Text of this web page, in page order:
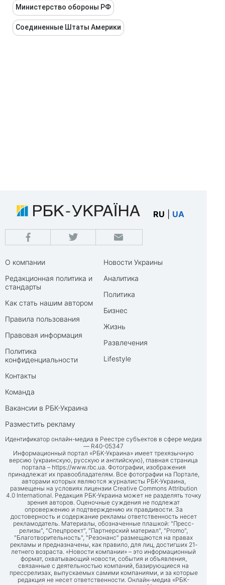
Министерство обороны РФ
Соединенные Штаты Америки
RU UA
О компании
Редакционная политика и
стандарты
Как стать нашим автором
Правила пользования
Правовая информация
Политика
конфиденциальности
Контакты
Команда
Вакансии в РБК-Украина
Разместить рекламу
Новости Украины
Аналитика
Политика
Бизнес
Жизнь
Развлечения
Lifestyle
Идентификатор онлайн-медиа в Реестре субъектов в сфере медиа
— R40-05347
Информационный портал «РБК-Украина» имеет трехязычную
версию (украинскую, русскую и английскую), главная страница
портала – https://www.rbc.ua. Фотографии, изображения
принадлежат их правообладателям. Все фотографии на Портале,
авторами которых являются журналисты РБК-Украина,
размещены на условиях лицензии Creative Commons Attribution
4.0 International. Редакция РБК-Украина может не разделять точку
зрения авторов. Оценочные суждения не подлежат
опровержению и подтверждению их правдивости. За
достоверность и содержание рекламы ответственность несет
рекламодатель. Материалы, обозначенные плашкой: "Пресс-
релизы", "Спецпроект", "Партнерский материал", "Promo",
"Благотворительность", "Резонанс" размещаются на правах
рекламы и предназначены, как правило, для лиц, достигших 21-
летнего возраста. «Новости компании» – это информационный
формат, охватывающий новости, события и объявления,
связанные с деятельностью компаний, базирующиеся на
прессрелизах, выпускаемых самими компаниями, и за которые
редакция не несет ответственности. Онлайн-медиа «РБК-